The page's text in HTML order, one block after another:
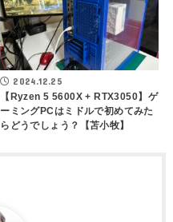
2024.12.25
【Ryzen 5 5600X + RTX3050】ゲ
ーミングPCはミドルで初めてみた
らどうでしょう？【苫小牧】